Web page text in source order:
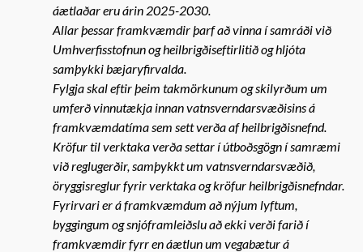
áætlaðar eru árin 2025-2030.
Allar þessar framkvæmdir þarf að vinna í samráði við
Umhverfisstofnun og heilbrigðiseftirlitið og hljóta
samþykki bæjaryfirvalda.
Fylgja skal eftir þeim takmörkunum og skilyrðum um
umferð vinnutækja innan vatnsverndarsvæðisins á
framkvæmdatíma sem sett verða af heilbrigðisnefnd.
Kröfur til verktaka verða settar í útboðsgögn í samræmi
við reglugerðir, samþykkt um vatnsverndarsvæðið,
öryggisreglur fyrir verktaka og kröfur heilbrigðisnefndar.
Fyrirvari er á framkvæmdum að nýjum lyftum,
byggingum og snjóframleiðslu að ekki verði farið í
framkvæmdir fyrr en áætlun um vegabætur á